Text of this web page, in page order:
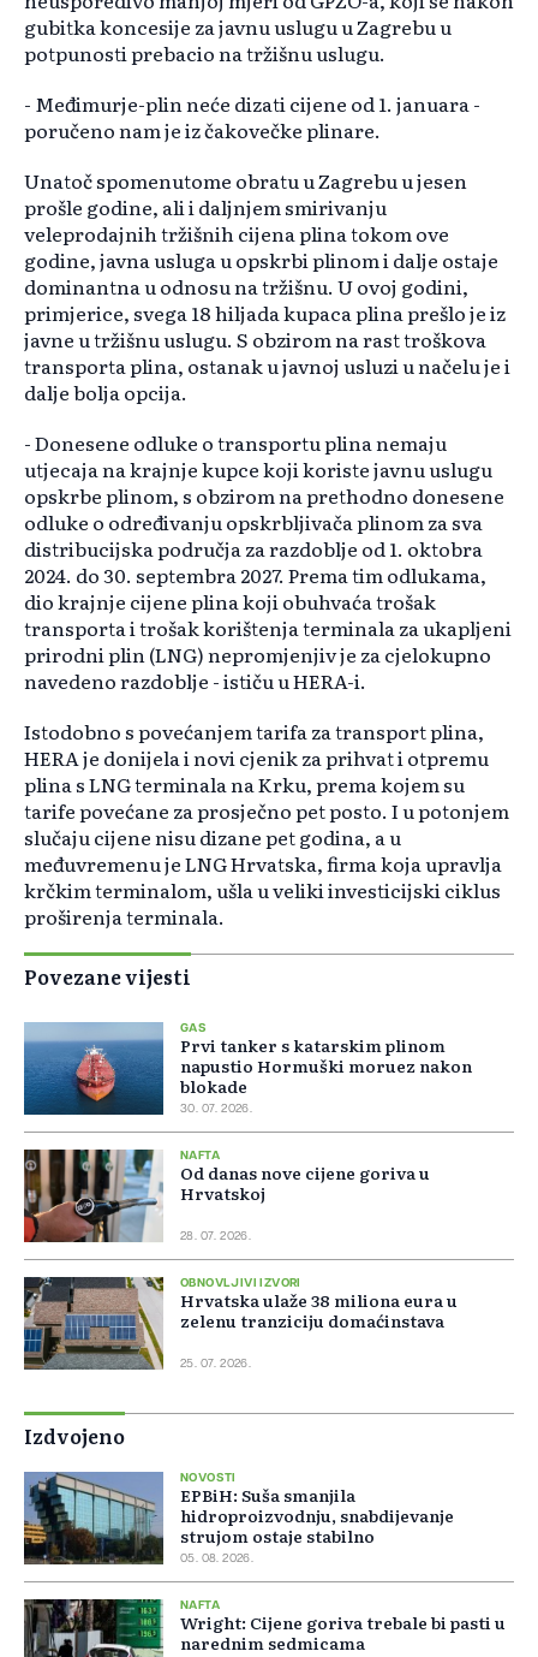
gubitka koncesije za javnu uslugu u Zagrebu u
potpunosti prebacio na tržišnu uslugu.
- Međimurje-plin neće dizati cijene od 1. januara -
poručeno nam je iz čakovečke plinare.
Unatoč spomenutome obratu u Zagrebu u jesen
prošle godine, ali i daljnjem smirivanju
veleprodajnih tržišnih cijena plina tokom ove
godine, javna usluga u opskrbi plinom i dalje ostaje
dominantna u odnosu na tržišnu. U ovoj godini,
primjerice, svega 18 hiljada kupaca plina prešlo je iz
javne u tržišnu uslugu. S obzirom na rast troškova
transporta plina, ostanak u javnoj usluzi u načelu je i
dalje bolja opcija.
- Donesene odluke o transportu plina nemaju
utjecaja na krajnje kupce koji koriste javnu uslugu
opskrbe plinom, s obzirom na prethodno donesene
odluke o određivanju opskrbljivača plinom za sva
distribucijska područja za razdoblje od 1. oktobra
2024. do 30. septembra 2027. Prema tim odlukama,
dio krajnje cijene plina koji obuhvaća trošak
transporta i trošak korištenja terminala za ukapljeni
prirodni plin (LNG) nepromjenjiv je za cjelokupno
navedeno razdoblje - ističu u HERA-i.
Istodobno s povećanjem tarifa za transport plina,
HERA je donijela i novi cjenik za prihvat i otpremu
plina s LNG terminala na Krku, prema kojem su
tarife povećane za prosječno pet posto. I u potonjem
slučaju cijene nisu dizane pet godina, a u
međuvremenu je LNG Hrvatska, firma koja upravlja
krčkim terminalom, ušla u veliki investicijski ciklus
proširenja terminala.
Povezane vijesti
GAS
Prvi tanker s katarskim plinom
napustio Hormuški moruez nakon
blokade
30. 07. 2026.
NAFTA
Od danas nove cijene goriva u
Hrvatskoj
28. 07. 2026.
OBNOVLJIVI IZVORI
Hrvatska ulaže 38 miliona eura u
zelenu tranziciju domaćinstava
25. 07. 2026.
Izdvojeno
NOVOSTI
EPBiH: Suša smanjila
hidroproizvodnju, snabdijevanje
strujom ostaje stabilno
05. 08. 2026.
NAFTA
Wright: Cijene goriva trebale bi pasti u
narednim sedmicama